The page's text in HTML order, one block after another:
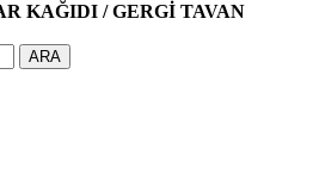
KAĞIDI / GERGİ TAVAN
ARA